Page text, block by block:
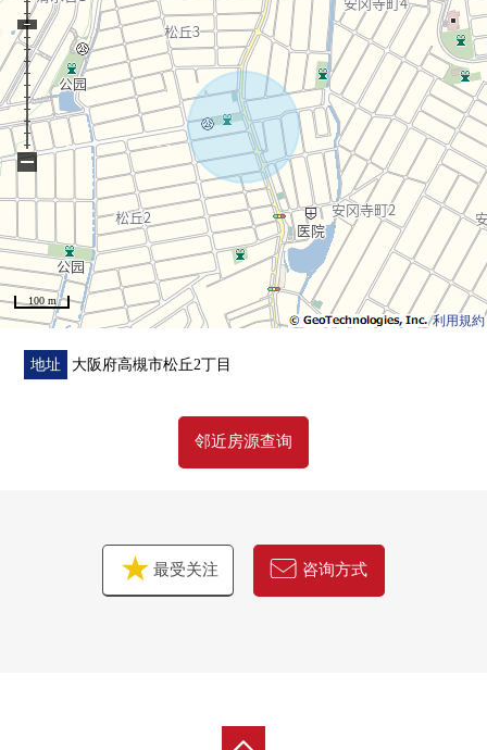
利用規約
100 m
−
地址 大阪府高槻市松丘2丁目
邻近房源查询
最受关注 咨询方式